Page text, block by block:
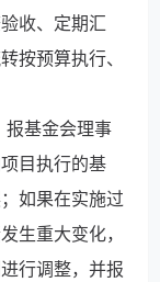
收、定期汇
按预算执行、
报基金会理事
目执行的基
如果在实施过
生重大变化，
行调整，并报